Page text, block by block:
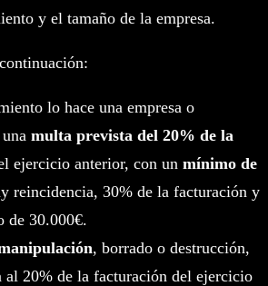
y el tamaño de la empresa.
lo hace una empresa o
multa prevista del 20% de la
ejercicio anterior, con un mínimo de
reincidencia, 30% de la facturación y
de 30.000€.
, borrado o destrucción,
al 20% de la facturación del ejercicio